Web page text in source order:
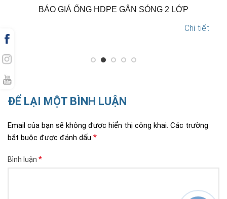
BÁO GIÁ ỐNG HDPE GÂN SÓNG 2 LỚP
Chi tiết
ĐỂ LẠI MỘT BÌNH LUẬN
Email của bạn sẽ không được hiển thị công khai. Các trường
bắt buộc được đánh dấu *
Bình luận *